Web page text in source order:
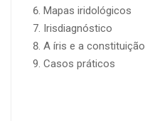
Mapas iridológicos
Irisdiagnóstico
A íris e a constituição
Casos práticos